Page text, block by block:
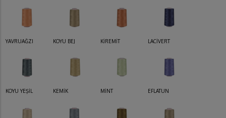
YAVRUAĞZI KOYU BEJ KİREMİT LACİVERT
KOYU YEŞİL KEMİK MİNT EFLATUN